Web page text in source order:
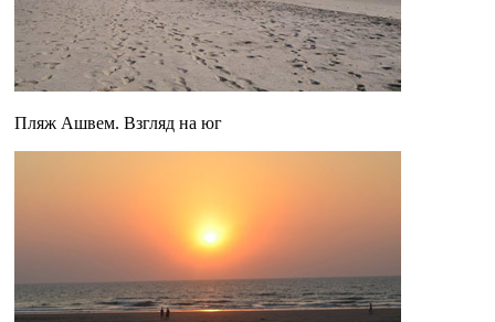
Пляж Ашвем. Взгляд на юг